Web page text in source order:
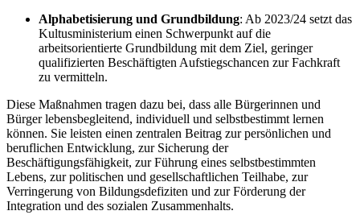
Alphabetisierung und Grundbildung: Ab 2023/24 setzt das
Kultusministerium einen Schwerpunkt auf die
arbeitsorientierte Grundbildung mit dem Ziel, geringer
qualifizierten Beschäftigten Aufstiegschancen zur Fachkraft
zu vermitteln.
Diese Maßnahmen tragen dazu bei, dass alle Bürgerinnen und
Bürger lebensbegleitend, individuell und selbstbestimmt lernen
können. Sie leisten einen zentralen Beitrag zur persönlichen und
beruflichen Entwicklung, zur Sicherung der
Beschäftigungsfähigkeit, zur Führung eines selbstbestimmten
Lebens, zur politischen und gesellschaftlichen Teilhabe, zur
Verringerung von Bildungsdefiziten und zur Förderung der
Integration und des sozialen Zusammenhalts.